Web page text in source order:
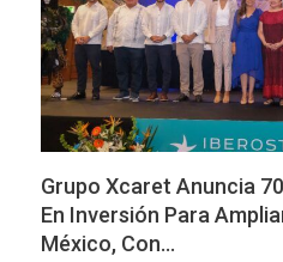
Grupo Xcaret Anuncia
En Inversión Para
México, Con…